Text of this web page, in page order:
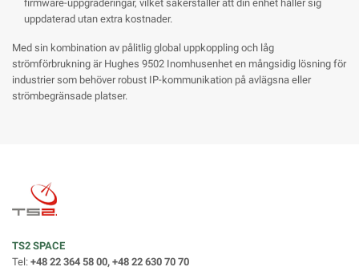
firmware-uppgraderingar, vilket säkerställer att din enhet håller sig
uppdaterad utan extra kostnader.
Med sin kombination av pålitlig global uppkoppling och låg
strömförbrukning är Hughes 9502 Inomhusenhet en mångsidig lösning för
industrier som behöver robust IP-kommunikation på avlägsna eller
strömbegränsade platser.
TS2 SPACE
Tel: +48 22 364 58 00, +48 22 630 70 70